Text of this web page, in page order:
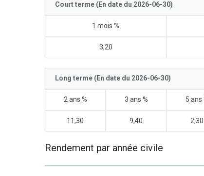
Court terme (En date du 2026-06-30)
1 mois %
3,20
Long terme (En date du 2026-06-30)
2 ans % 3 ans % 5 ans
11,30 9,40 2,30
Rendement par année civile